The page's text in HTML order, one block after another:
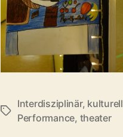
Schlagwörter
Interdisziplinär,
Performance, theater